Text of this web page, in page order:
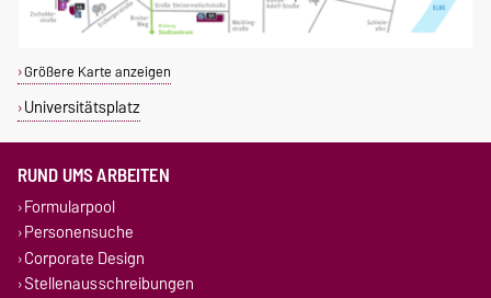
Größere Karte anzeigen
Universitätsplatz
RUND UMS ARBEITEN
Formularpool
Personensuche
Corporate Design
Stellenausschreibungen